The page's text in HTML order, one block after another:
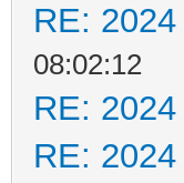
RE:
08:02:12
RE:
RE: